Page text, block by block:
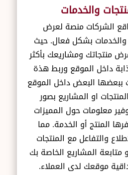
والخدمات
الشركات منصة لعرض
بشكل فعال. حيث
منتجاتك ومشاريعك بأكثر
داخل الموقع وربط هذة
ببعضها البعض داخل الموقع
او المشاريع بصور
معلومات حول المميزات
المنتج أو الخدمة. مما
والتفاعل مع المنتجات
متابعة المشاريع الخاصة بك
موقعك لدى العملاء.